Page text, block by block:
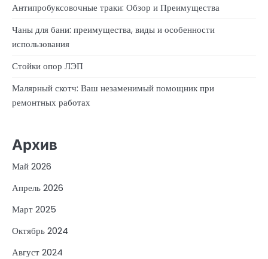
Антипробуксовочные траки: Обзор и Преимущества
Чаны для бани: преимущества, виды и особенности
использования
Стойки опор ЛЭП
Малярный скотч: Ваш незаменимый помощник при
ремонтных работах
Архив
Май 2026
Апрель 2026
Март 2025
Октябрь 2024
Август 2024